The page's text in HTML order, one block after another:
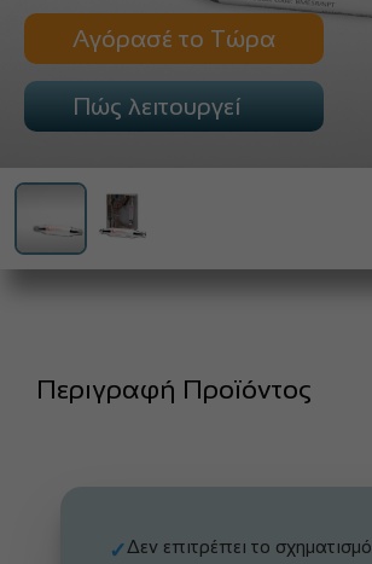
Αγόρασέ το Τώρα
Πώς λειτουργεί
Περιγραφή Προϊόντος
✓Δεν επιτρέπει το σχηματισμό